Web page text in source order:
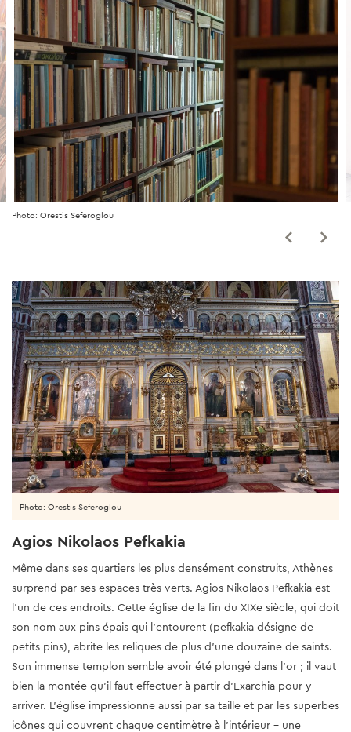
Photo: Orestis Seferoglou
Photo: Orestis Seferoglou
Agios Nikolaos Pefkakia
Même dans ses quartiers les plus densément construits, Athènes
surprend par ses espaces très verts. Agios Nikolaos Pefkakia est
l’un de ces endroits. Cette église de la fin du XIXe siècle, qui doit
son nom aux pins épais qui l’entourent (pefkakia désigne de
petits pins), abrite les reliques de plus d’une douzaine de saints.
Son immense templon semble avoir été plongé dans l’or ; il vaut
bien la montée qu’il faut effectuer à partir d’Exarchia pour y
arriver. L’église impressionne aussi par sa taille et par les superbes
icônes qui couvrent chaque centimètre à l’intérieur – une